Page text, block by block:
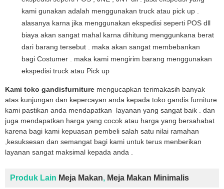
kami gunakan adalah menggunakan truck atau pick up .
alasanya karna jika menggunakan ekspedisi seperti POS dll
biaya akan sangat mahal karna dihitung menggunkana berat
dari barang tersebut . maka akan sangat membebankan
bagi Costumer . maka kami mengirim barang menggunakan
ekspedisi truck atau Pick up
Kami toko gandisfurniture mengucapkan terimakasih banyak
atas kunjungan dan kepercayan anda kepada toko gandis furniture
kami pastikan anda mendapatkan layanan yang sangat baik . dan
juga mendapatkan harga yang cocok atau harga yang bersahabat
karena bagi kami kepuasan pembeli salah satu nilai ramahan
,kesuksesan dan semangat bagi kami untuk terus menberikan
layanan sangat maksimal kepada anda .
Produk Lain Meja Makan, Meja Makan Minimalis